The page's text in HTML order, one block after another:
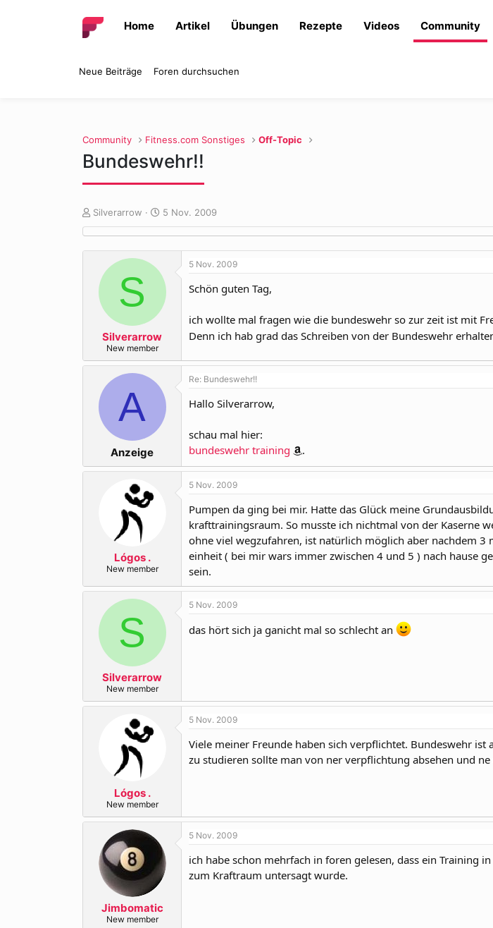
Home Artikel Übungen Rezepte Videos Community
Neue Beiträge Foren durchsuchen
Community Fitness.com Sonstiges Off-Topic
Bundeswehr!!
E
r
s
t
Silverarrow
E
r
s
t
l
t
5 Nov. 2009
S
Silverarrow
New member
5 Nov. 2009
Schön guten Tag,
ich wollte mal fragen wie die bundeswehr so zur zeit ist mit
Denn ich hab grad das Schreiben von der Bundeswehr
A
Anzeige
Re: Bundeswehr!!
Hallo Silverarrow,
schau mal hier:
bundeswehr training
.
Lógos .
New member
5 Nov. 2009
Pumpen da ging bei mir. Hatte das Glück meine
krafttrainingsraum. So musste ich nichtmal von der Kaserne
ohne viel wegzufahren, ist natürlich möglich aber nachdem
einheit ( bei mir wars immer zwischen 4 und 5 ) nach hause
sein.
S
Silverarrow
New member
5 Nov. 2009
das hört sich ja ganicht mal so schlecht an
Lógos .
New member
5 Nov. 2009
Viele meiner Freunde haben sich verpflichtet. Bundeswehr
zu studieren sollte man von ner verpflichtung absehen und
Jimbomatic
New member
5 Nov. 2009
ich habe schon mehrfach in foren gelesen, dass ein Training
zum Kraftraum untersagt wurde.